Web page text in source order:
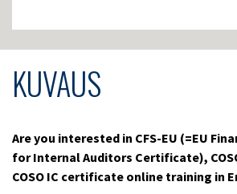
KUVAUS
Are you interested in CFS-EU (=EU
for Internal Auditors Certificate),
COSO IC certificate online training in